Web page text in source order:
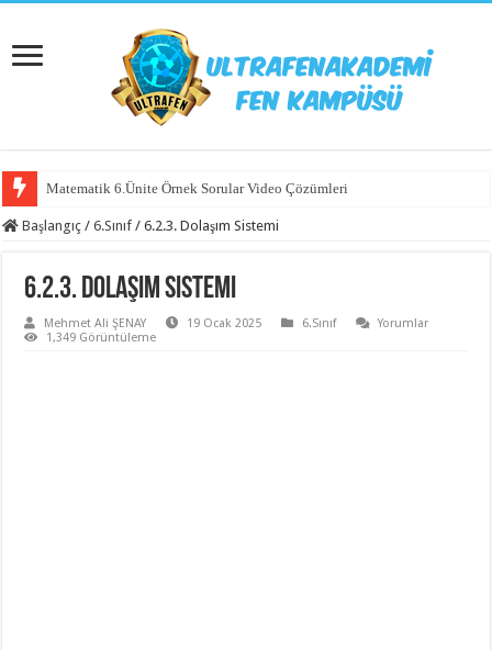
Matematik 6.Ünite Örnek Sorular Video Çözümleri
Başlangıç / 6.Sınıf / 6.2.3. Dolaşım Sistemi
6.2.3. Dolaşım Sistemi
Mehmet Ali ŞENAY 19 Ocak 2025 6.Sınıf
Yorumlar
1,349 Görüntüleme